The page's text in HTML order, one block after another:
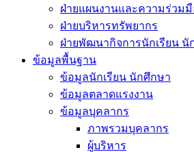
ฝ่ายแผนงานและความร่วม
ฝ่ายบริหารทรัพยากร
ฝ่ายพัฒนากิจการนักเรียน นั
ข้อมูลพื้นฐาน
ข้อมูลนักเรียน นักศึกษา
ข้อมูลตลาดแรงงาน
ข้อมูลบุคลากร
ภาพรวมบุคลากร
ผู้บริหาร